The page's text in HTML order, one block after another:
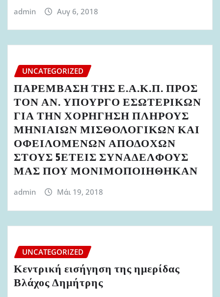
admin Αυγ 6, 2018
UNCATEGORIZED
ΠΑΡΕΜΒΑΣΗ ΤΗΣ Ε.Α.Κ.Π. ΠΡΟΣ
ΤΟΝ ΑΝ. ΥΠΟΥΡΓΟ ΕΣΩΤΕΡΙΚΩΝ
ΓΙΑ ΤΗΝ ΧΟΡΗΓΗΣΗ ΠΛΗΡΟΥΣ
ΜΗΝΙΑΙΩΝ ΜΙΣΘΟΛΟΓΙΚΩΝ ΚΑΙ
ΟΦΕΙΛΟΜΕΝΩΝ ΑΠΟΔΟΧΩΝ
ΣΤΟΥΣ 5ΕΤΕΙΣ ΣΥΝΑΔΕΛΦΟΥΣ
ΜΑΣ ΠΟΥ ΜΟΝΙΜΟΠΟΙΗΘΗΚΑΝ
admin Μάι 19, 2018
UNCATEGORIZED
Κεντρική εισήγηση της ημερίδας
Βλάχος Δημήτρης